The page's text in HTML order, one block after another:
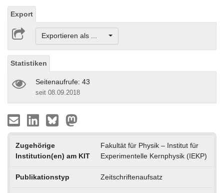
Export
Exportieren als ...
Statistiken
Seitenaufrufe: 43
seit 08.09.2018
Zugehörige
Institution(en) am KIT
Fakultät für Physik – Institut für
Experimentelle Kernphysik (IEKP)
Publikationstyp Zeitschriftenaufsatz